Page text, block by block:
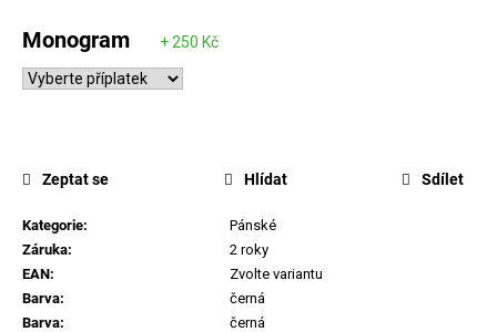
Monogram
Kategorie:
Pánské
Záruka:
2 roky
EAN:
Zvolte variantu
Barva:
černá
Barva: černá
Zeptat se Hlídat Sdílet